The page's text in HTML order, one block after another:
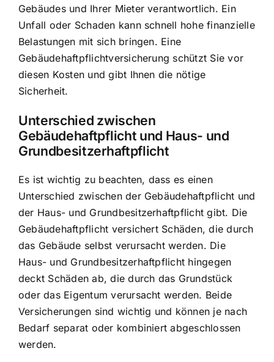
Gebäudes und Ihrer Mieter verantwortlich. Ein
Unfall oder Schaden kann schnell hohe finanzielle
Belastungen mit sich bringen. Eine
Gebäudehaftpflichtversicherung schützt Sie vor
diesen Kosten und gibt Ihnen die nötige
Sicherheit.
Unterschied zwischen
Gebäudehaftpflicht und Haus- und
Grundbesitzerhaftpflicht
Es ist wichtig zu beachten, dass es einen
Unterschied zwischen der Gebäudehaftpflicht und
der Haus- und Grundbesitzerhaftpflicht gibt. Die
Gebäudehaftpflicht versichert Schäden, die durch
das Gebäude selbst verursacht werden. Die
Haus- und Grundbesitzerhaftpflicht hingegen
deckt Schäden ab, die durch das Grundstück
oder das Eigentum verursacht werden. Beide
Versicherungen sind wichtig und können je nach
Bedarf separat oder kombiniert abgeschlossen
werden.